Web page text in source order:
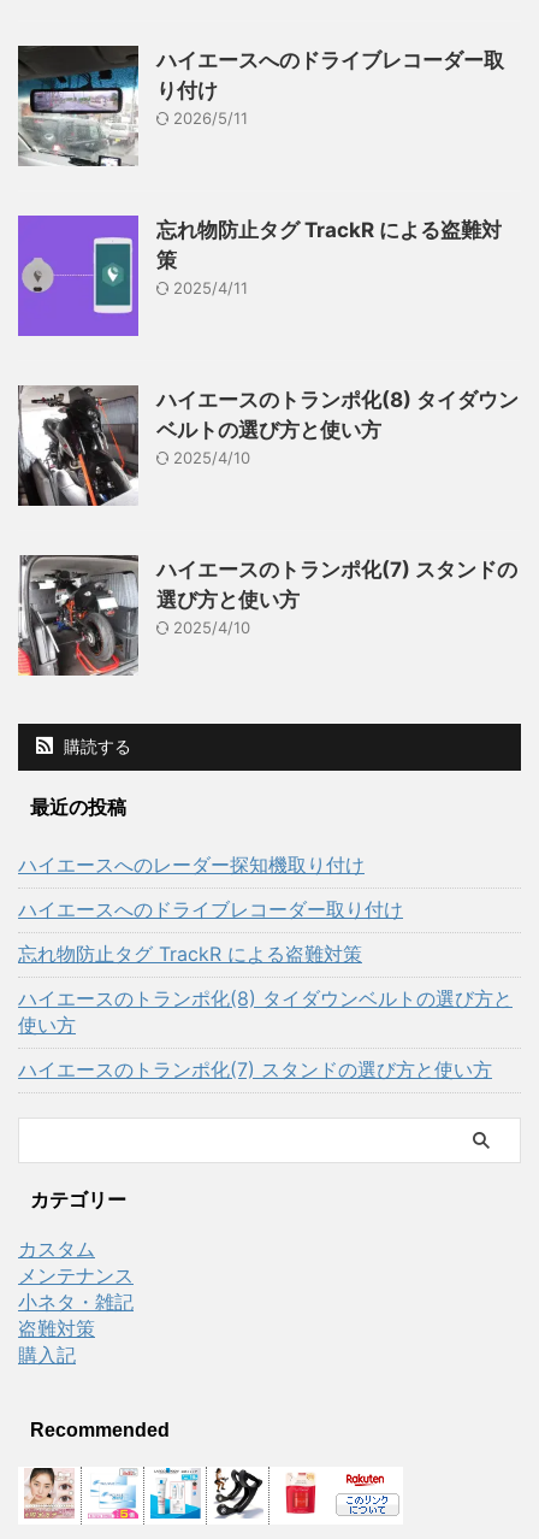
ハイエースへのドライブレコーダー取
り付け
2026/5/11
忘れ物防止タグ TrackR による盗難対
策
2025/4/11
ハイエースのトランポ化(8) タイダウン
ベルトの選び方と使い方
2025/4/10
ハイエースのトランポ化(7) スタンドの
選び方と使い方
2025/4/10
購読する
最近の投稿
ハイエースへのレーダー探知機取り付け
ハイエースへのドライブレコーダー取り付け
忘れ物防止タグ TrackR による盗難対策
ハイエースのトランポ化(8) タイダウンベルトの選び方と
使い方
ハイエースのトランポ化(7) スタンドの選び方と使い方
カテゴリー
カスタム
メンテナンス
小ネタ・雑記
盗難対策
購入記
Recommended